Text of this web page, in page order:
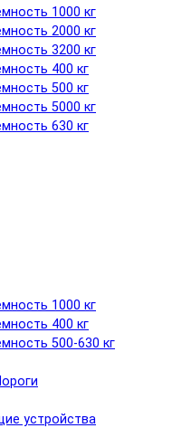
1000 кг
2000 кг
3200 кг
400 кг
500 кг
5000 кг
630 кг
1000 кг
400 кг
500-630 кг
устройства